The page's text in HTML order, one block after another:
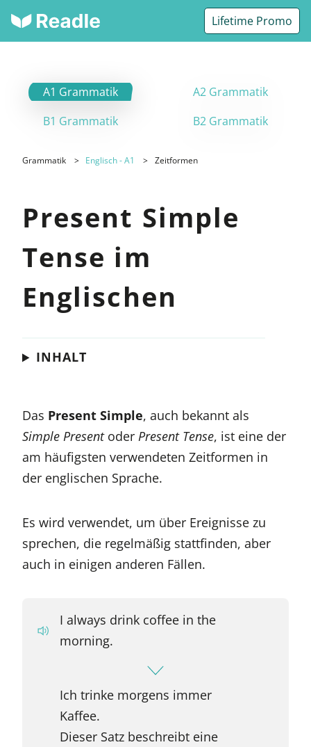
Lifetime Promo
A1 Grammatik
A2 Grammatik
B1 Grammatik
B2 Grammatik
Grammatik Englisch - A1 Zeitformen
Present Simple
Tense im
Englischen
INHALT
Das Present Simple, auch bekannt als
Simple Presentoder Present Tense, ist eine der
am häufigsten verwendeten Zeitformen in
der englischen Sprache.
Es wird verwendet, um über Ereignisse zu
sprechen, die regelmäßig stattfinden, aber
auch in einigen anderen Fällen.
I always drink coffee in the
morning.
Ich trinke morgens immer
Kaffee.
Dieser Satz beschreibt eine